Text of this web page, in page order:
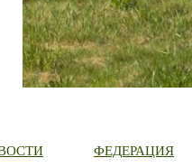
ФЕДЕРАЦИЯ